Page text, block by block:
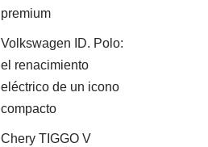
premium
Volkswagen ID. Polo:
el renacimiento
eléctrico de un icono
compacto
Chery TIGGO V